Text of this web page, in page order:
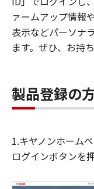
ァームアップ情報
表示などパーソナ
ます。ぜひ、お持
製品登録の
1.キヤノンホーム
ログインボタンを